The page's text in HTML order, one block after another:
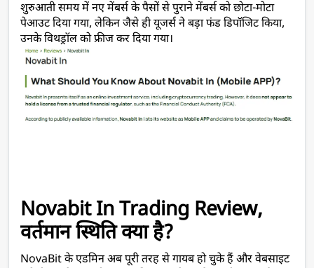
शुरुआती समय में नए मेंबर्स के पैसों से पुराने मेंबर्स को छोटा-मोटा
पेआउट दिया गया, लेकिन जैसे ही यूजर्स ने बड़ा फंड डिपॉजिट किया,
उनके विथड्रॉल को फ्रीज कर दिया गया।
Novabit In Trading Review,
वर्तमान स्थिति क्या है?
NovaBit के एडमिन अब पूरी तरह से गायब हो चुके हैं और वेबसाइट